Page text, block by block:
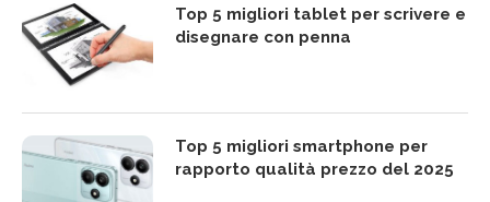
Top 5 migliori tablet per scrivere e
disegnare con penna
Top 5 migliori smartphone per
rapporto qualità prezzo del 2025